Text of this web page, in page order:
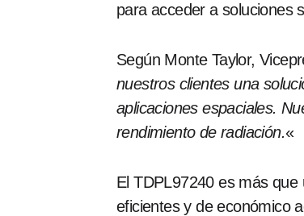
para acceder a soluciones
Según Monte Taylor,
nuestros clientes una
aplicaciones espaciales.
rendimiento de radiación.«
El TDPL97240 es más
eficientes y de económico